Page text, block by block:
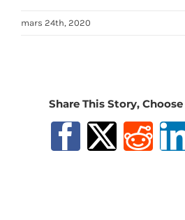
mars 24th, 2020
Share This Story,
Facebook
X